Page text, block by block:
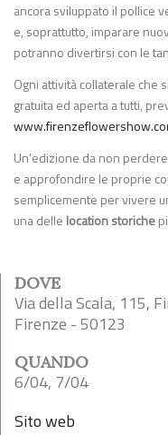
ancora sviluppato il pollice
e, soprattutto, imparare
potranno divertirsi con le
Ogni attività collaterale che
gratuita ed aperta a tutti,
Un’edizione da non
e approfondire le proprie
semplicemente per vivere
una delle location storiche
DOVE
Via della Scala, 115,
Firenze - 50123
QUANDO
6/04, 7/04
Sito web